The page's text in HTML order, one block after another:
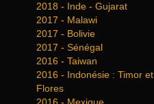
2018 - Inde - Gujarat
2017 - Malawi
2017 - Bolivie
2017 - Sénégal
2016 - Taiwan
2016 - Indonésie : Timor et
Flores